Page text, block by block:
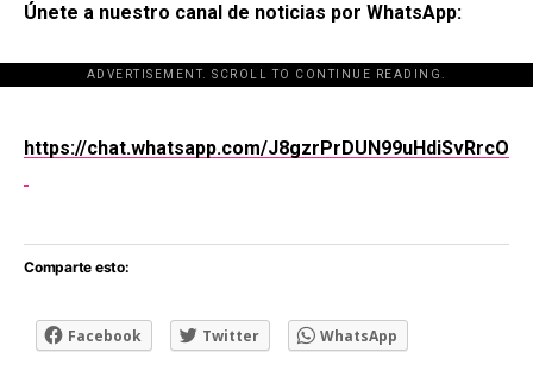
Únete a nuestro canal de noticias por WhatsApp:
ADVERTISEMENT. SCROLL TO CONTINUE READING.
[adsforwp id="243463"]
https://chat.whatsapp.com/J8gzrPrDUN99uHdiSvRrcO
Comparte esto:
Facebook Twitter WhatsApp